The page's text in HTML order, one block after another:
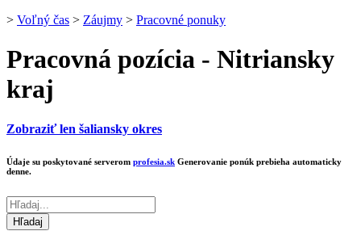
> Voľný čas > Záujmy > Pracovné ponuky
Pracovná pozícia - Nitriansky
kraj
Zobraziť len šaliansky okres
Údaje su poskytované serverom profesia.sk Generovanie ponúk prebieha automaticky
denne.